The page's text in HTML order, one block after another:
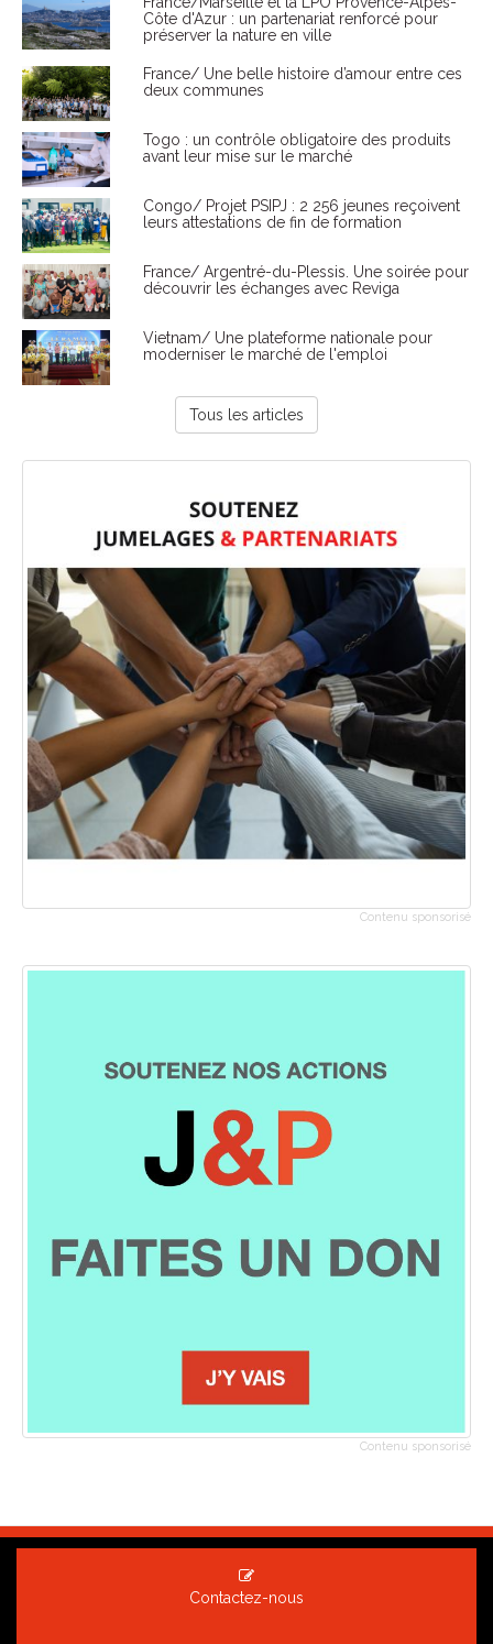
Côte d'Azur : un partenariat renforcé pour
préserver la nature en ville
France/ Une belle histoire d’amour entre ces
deux communes
Togo : un contrôle obligatoire des produits
avant leur mise sur le marché
Congo/ Projet PSIPJ : 2 256 jeunes reçoivent
leurs attestations de fin de formation
France/ Argentré-du-Plessis. Une soirée pour
découvrir les échanges avec Reviga
Vietnam/ Une plateforme nationale pour
moderniser le marché de l'emploi
Tous les articles
Contenu sponsorisé
Contenu sponsorisé
Contactez-nous